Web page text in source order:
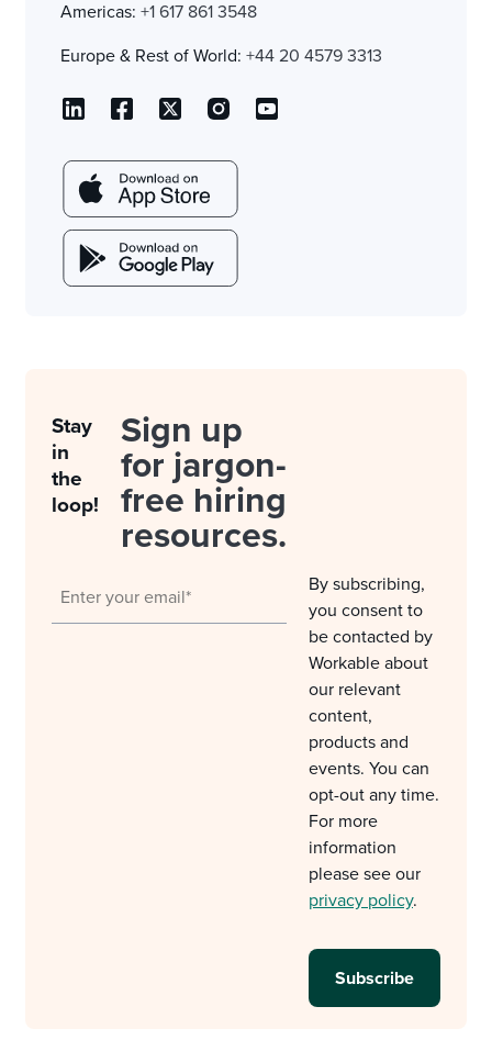
Americas: +1 617 861 3548
Europe & Rest of World: +44 20 4579 3313
Stay
in
the
loop!
Sign up
for jargon-
free hiring
resources.
By subscribing,
you consent to
be contacted by
Workable about
our relevant
content,
products and
events. You can
opt-out any time.
For more
information
please see our
privacy policy.